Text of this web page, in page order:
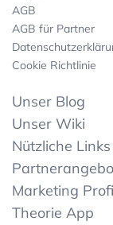
AGB
AGB für Partner
Cookie Richtlinie
Unser Blog
Unser Wiki
Nützliche Links
Marketing
Theorie App